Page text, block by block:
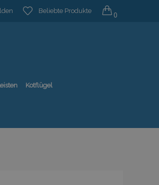
Beliebte Produkte 0
Kotflügel